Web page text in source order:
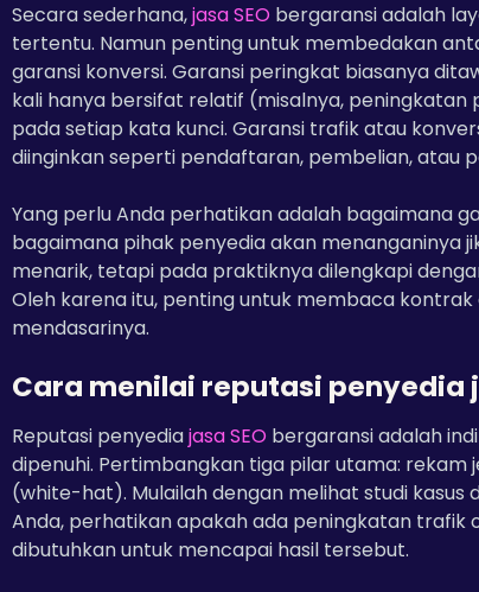
Secara sederhana,jasa SEO bergaransi adalah
tertentu. Namun penting untuk membedakan
garansi konversi. Garansi peringkat biasanya
kali hanya bersifat relatif (misalnya, peningkatan
pada setiap kata kunci. Garansi trafik atau
diinginkan seperti pendaftaran, pembelian, atau
Yang perlu Anda perhatikan adalah bagaimana
bagaimana pihak penyedia akan menanganinya
menarik, tetapi pada praktiknya dilengkapi
Oleh karena itu, penting untuk membaca
mendasarinya.
Cara menilai reputasi penyedia
Reputasi penyediajasa SEO bergaransi adalah
dipenuhi. Pertimbangkan tiga pilar utama:
(white-hat). Mulailah dengan melihat studi kasus
Anda, perhatikan apakah ada peningkatan trafik
dibutuhkan untuk mencapai hasil tersebut.